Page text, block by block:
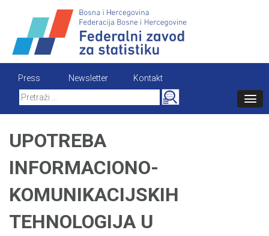
content
Press Newsletter
Kontakt
Search
for:
UPOTREBA
INFORMACIONO-
KOMUNIKACIJSKIH
TEHNOLOGIJA U